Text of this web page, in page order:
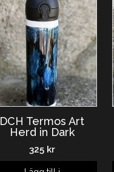
DCH Termos Art
Herd in Dark
325 kr